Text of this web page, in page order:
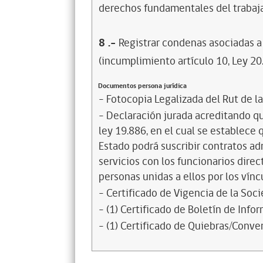
derechos fundamentales del
8 .- Registrar condenas asociadas
(incumplimiento artículo 10, Ley
Documentos persona jurídica
- Fotocopia Legalizada del Rut de
- Declaración jurada acreditando
ley 19.886, en el cual se
Estado podrá suscribir contratos
servicios con los funcionarios
personas unidas a ellos por los
- Certificado de Vigencia de la
- (1) Certificado de Boletín de
- (1) Certificado de Quiebras/